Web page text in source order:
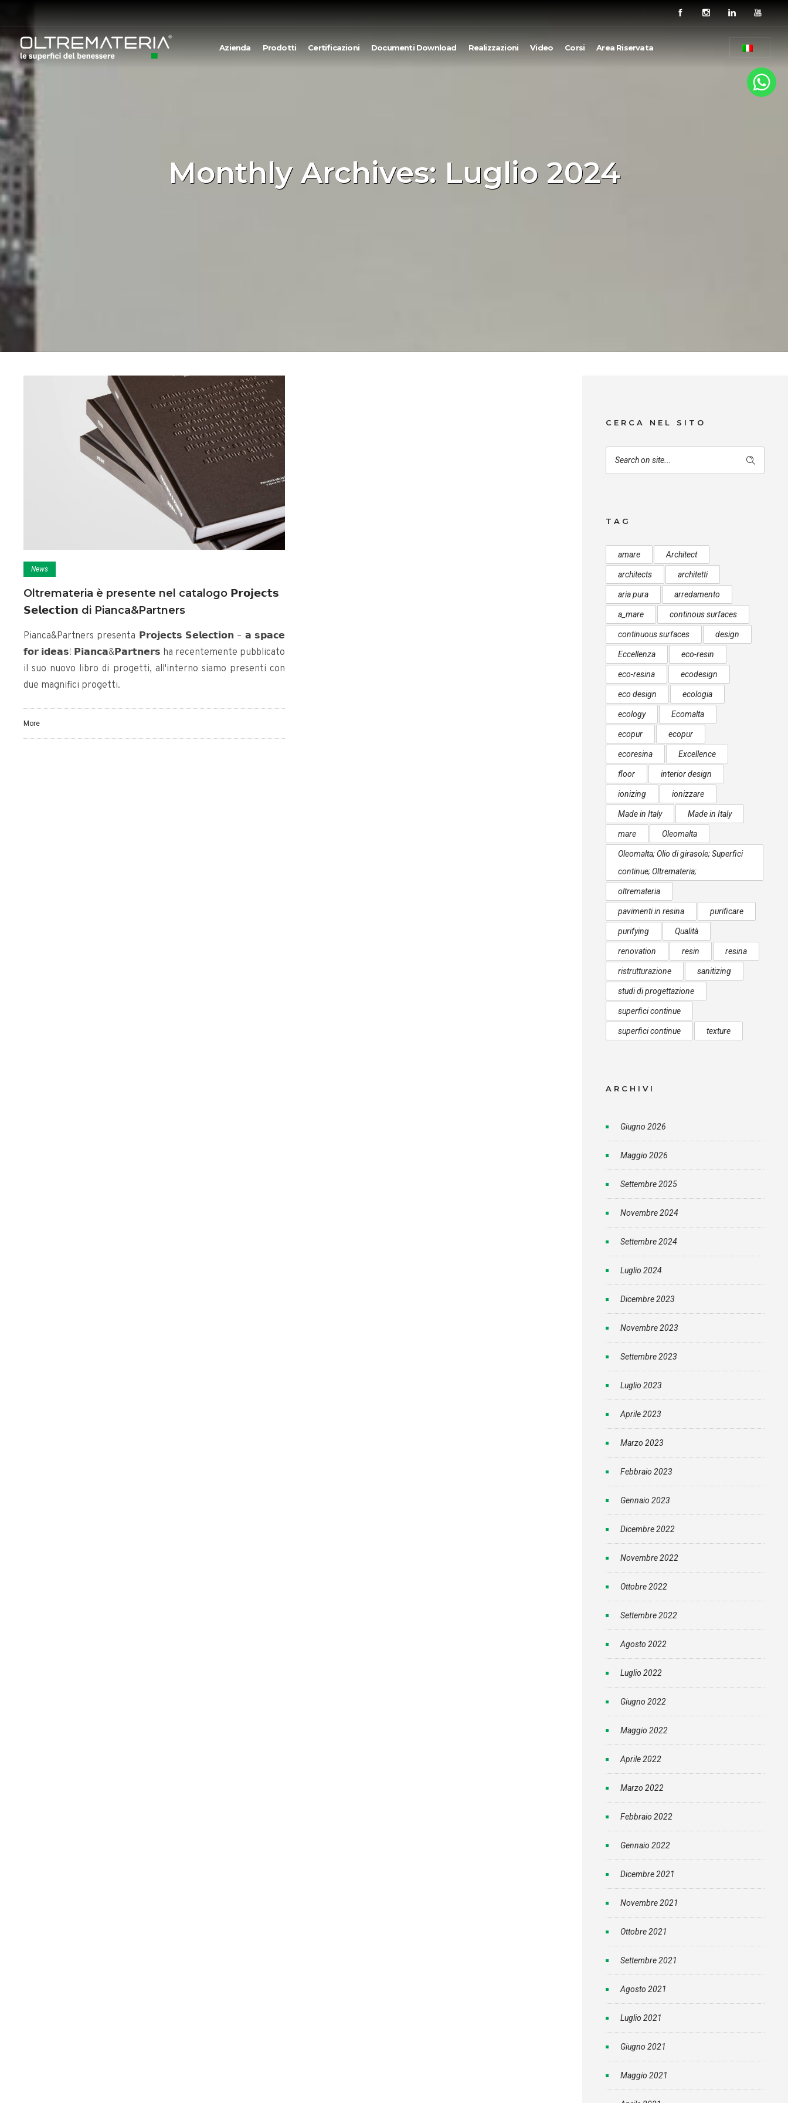
Azienda Prodotti Certificazioni Documenti Download Realizzazioni Video Corsi Area Riservata
Monthly Archives: Luglio 2024
News
Oltremateria è presente nel catalogo 𝗣𝗿𝗼𝗷𝗲𝗰𝘁𝘀
𝗦𝗲𝗹𝗲𝗰𝘁𝗶𝗼𝗻 di Pianca&Partners
Pianca&Partners presenta 𝗣𝗿𝗼𝗷𝗲𝗰𝘁𝘀 𝗦𝗲𝗹𝗲𝗰𝘁𝗶𝗼𝗻 – 𝗮 𝘀𝗽𝗮𝗰𝗲
𝗳𝗼𝗿 𝗶𝗱𝗲𝗮𝘀! 𝗣𝗶𝗮𝗻𝗰𝗮&𝗣𝗮𝗿𝘁𝗻𝗲𝗿𝘀 ha recentemente pubblicato
il suo nuovo libro di progetti, all'interno siamo presenti con
due magnifici progetti.
More
CERCA NEL SITO
TAG
amare Architect
architects architetti
aria pura arredamento
a_mare continous surfaces
continuous surfaces design
Eccellenza eco-resin
eco-resina ecodesign
eco design ecologia
ecology Ecomalta
ecopur ecopur
ecoresina Excellence
floor interior design
ionizing ionizzare
Made in Italy Made in Italy
mare Oleomalta
Oleomalta; Olio di girasole; Superfici
continue; Oltremateria;
oltremateria
pavimenti in resina purificare
purifying Qualità
renovation resin resina
ristrutturazione sanitizing
studi di progettazione
superfici continue
superfici continue texture
ARCHIVI
Giugno 2026
Maggio 2026
Settembre 2025
Novembre 2024
Settembre 2024
Luglio 2024
Dicembre 2023
Novembre 2023
Settembre 2023
Luglio 2023
Aprile 2023
Marzo 2023
Febbraio 2023
Gennaio 2023
Dicembre 2022
Novembre 2022
Ottobre 2022
Settembre 2022
Agosto 2022
Luglio 2022
Giugno 2022
Maggio 2022
Aprile 2022
Marzo 2022
Febbraio 2022
Gennaio 2022
Dicembre 2021
Novembre 2021
Ottobre 2021
Settembre 2021
Agosto 2021
Luglio 2021
Giugno 2021
Maggio 2021